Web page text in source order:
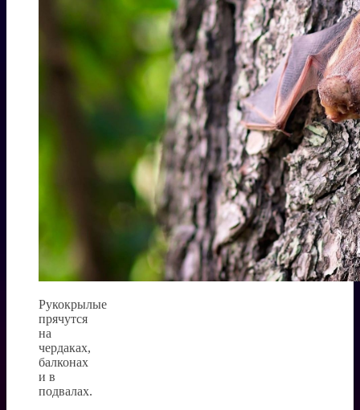
Рукокрылые
прячутся
на
чердаках,
балконах
и в
подвалах.